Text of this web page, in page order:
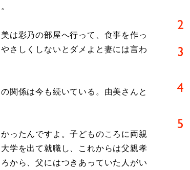
は彩乃の部屋へ行って、食事を作っ
さしくしないとダメよと妻には言わ
関係は今も続いている。由美さんと
ったんですよ。子どものころに両親
学を出て就職し、これからは父親孝
から、父にはつきあっていた人がい